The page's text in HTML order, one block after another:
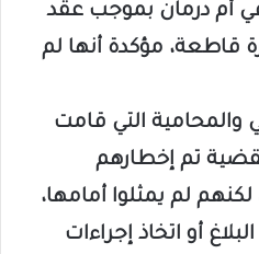
أم درمان بموجب عقد
قاطعة، مؤكدة أنها لم
التي قامت
تم إخطارهم
لم يمثلوا أمامها،
أو اتخاذ إجراءات